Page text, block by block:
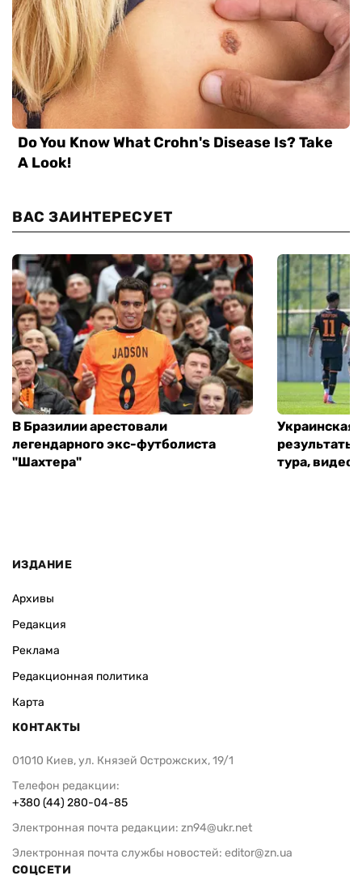
ВАС ЗАИНТЕРЕСУЕТ
В Бразилии арестовали
легендарного экс-футболиста
"Шахтера"
Украинская
результаты
тура, видео
ИЗДАНИЕ
Архивы
Редакция
Реклама
Редакционная политика
Карта
КОНТАКТЫ
01010 Киев, ул. Князей Острожских, 19/1
Телефон редакции:
+380 (44) 280-04-85
Электронная почта редакции: zn94@ukr.net
Электронная почта службы новостей: editor@zn.ua
СОЦСЕТИ